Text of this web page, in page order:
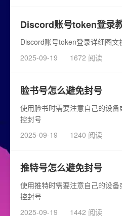
Discord账号token登录
Discord账号token登录详细图文
2025-09-19
1672 阅读
脸书号怎么避免封号
使用脸书时需要注意自己的设
控封号
2025-09-19
1240 阅读
推特号怎么避免封号
使用推特时需要注意自己的设
控封号
2025-09-19
1442 阅读